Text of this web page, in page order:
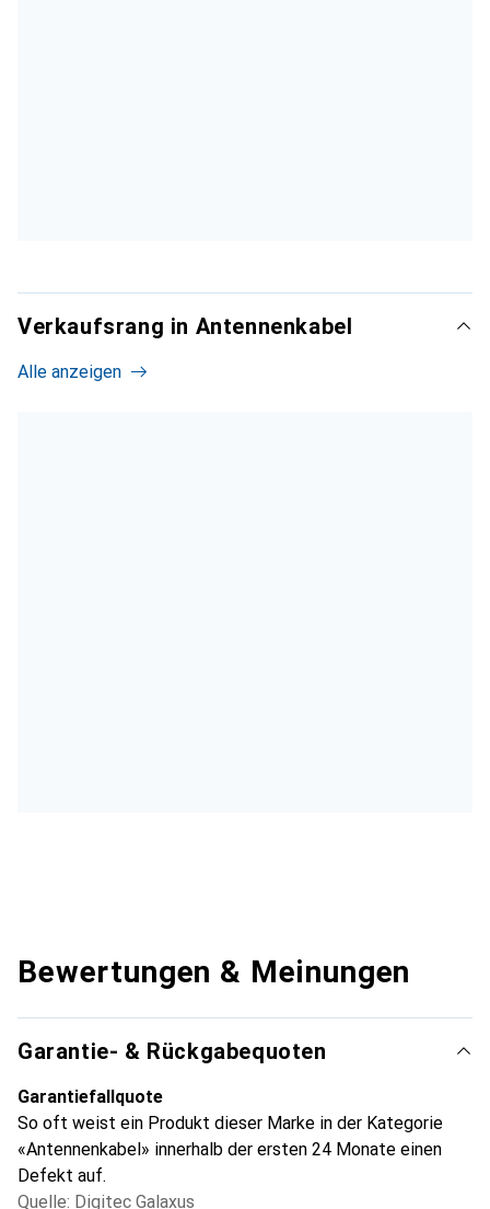
Verkaufsrang in Antennenkabel
Alle anzeigen
Bewertungen & Meinungen
Garantie- & Rückgabequoten
Garantiefallquote
So oft weist ein Produkt dieser Marke in der Kategorie
«Antennenkabel» innerhalb der ersten 24 Monate einen
Defekt auf.
Quelle: Digitec Galaxus